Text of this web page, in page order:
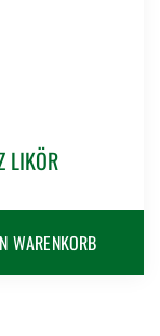
LIKÖR
WARENKORB